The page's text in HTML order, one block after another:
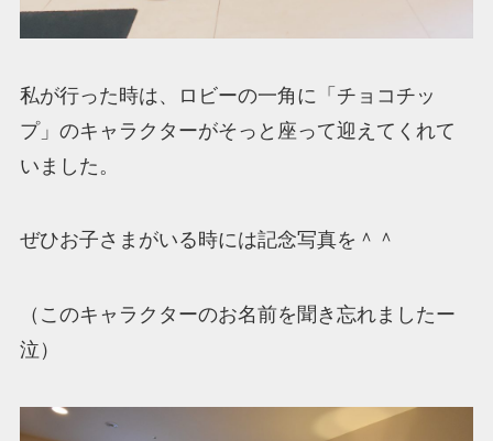
私が行った時は、ロビーの一角に「チョコチッ
プ」のキャラクターがそっと座って迎えてくれて
いました。
ぜひお子さまがいる時には記念写真を＾＾
（このキャラクターのお名前を聞き忘れましたー
泣）